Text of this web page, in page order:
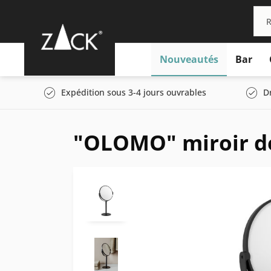
Nouveautés Bar
Expédition sous 3-4 jours ouvrables
"OLOMO" miroir